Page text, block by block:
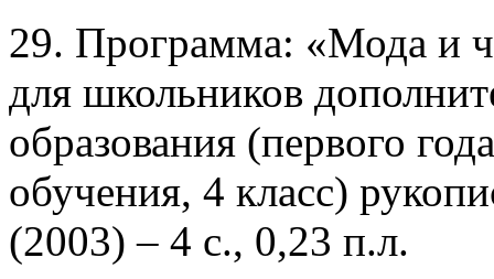
29. Программа: «Мода и
для школьников
образования (первого года
обучения, 4 класс)
(2003) – 4 с., 0,23 п.л.